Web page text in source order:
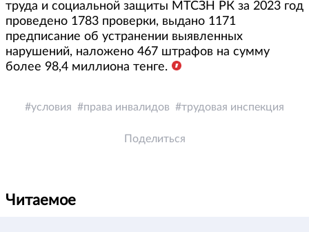
труда и социальной защиты МТСЗН РК за 2023 год
проведено 1783 проверки, выдано 1171
предписание об устранении выявленных
нарушений, наложено 467 штрафов на сумму
более 98,4 миллиона тенге.
условия права инвалидов трудовая инспекция
Поделиться
Читаемое